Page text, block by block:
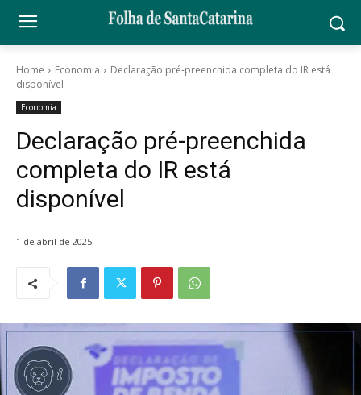
Home Economia
Declaração pré-preenchida completa do IR está
disponível
Economia
Declaração pré-preenchida
completa do IR está
disponível
1 de abril de 2025